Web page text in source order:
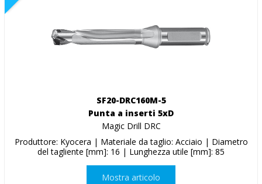
SF20-DRC160M-5
Punta a inserti 5xD
Magic Drill DRC
Produttore: Kyocera | Materiale da taglio: Acciaio | Diametro
del tagliente [mm]: 16 | Lunghezza utile [mm]: 85
Mostra articolo